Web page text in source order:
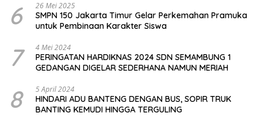
6 26 Mei 2025
SMPN 150 Jakarta Timur Gelar Perkemahan Pramuka
untuk Pembinaan Karakter Siswa
7 4 Mei 2024
PERINGATAN HARDIKNAS 2024 SDN SEMAMBUNG 1
GEDANGAN DIGELAR SEDERHANA NAMUN MERIAH
8 5 April 2024
HINDARI ADU BANTENG DENGAN BUS, SOPIR TRUK
BANTING KEMUDI HINGGA TERGULING